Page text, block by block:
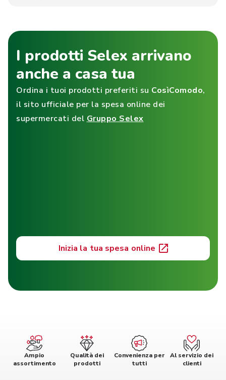
I prodotti Selex arrivano
anche a casa tua
Ordina i tuoi prodotti preferiti su CosìComodo,
il sito ufficiale per la spesa online dei
supermercati del Gruppo Selex
Inizia la tua spesa online
Ampio
assortimento
Qualità dei
prodotti
Convenienza per
tutti
Al servizio dei
clienti